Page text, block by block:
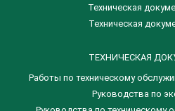
Техническая
Техническая
ТЕХНИЧЕСКАЯ
Работы по техническому
Руководства по